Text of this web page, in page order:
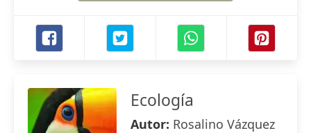
Ecología
Autor: Rosalino Vázquez